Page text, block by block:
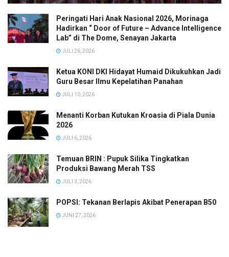
Peringati Hari Anak Nasional 2026, Morinaga
Hadirkan “ Door of Future – Advance Intelligence
Lab” di The Dome, Senayan Jakarta
JULI 26, 2026
Ketua KONI DKI Hidayat Humaid Dikukuhkan Jadi
Guru Besar Ilmu Kepelatihan Panahan
JULI 10, 2026
Menanti Korban Kutukan Kroasia di Piala Dunia
2026
JULI 6, 2026
Temuan BRIN : Pupuk Silika Tingkatkan
Produksi Bawang Merah TSS
JULI 3, 2026
POPSI: Tekanan Berlapis Akibat Penerapan B50
JUNI 27, 2026